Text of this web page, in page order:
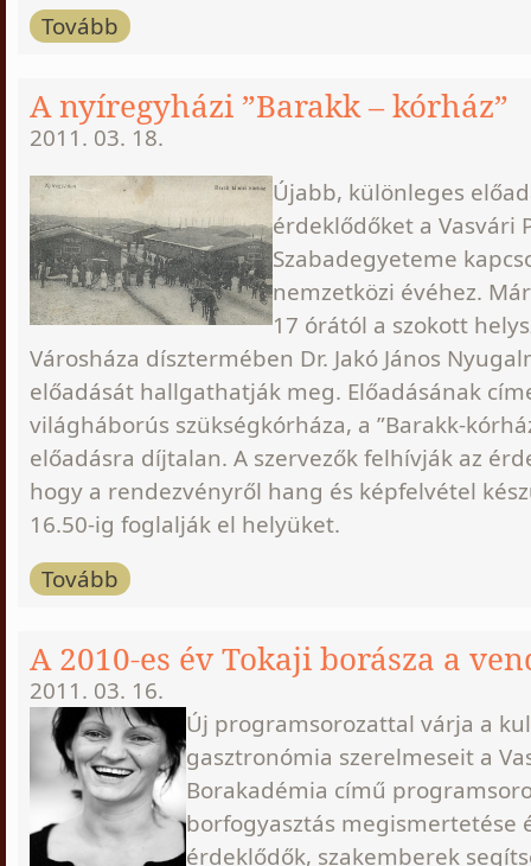
Tovább
A nyíregyházi ”Barakk – kórház”
2011. 03. 18.
Újabb, különleges
érdeklődőket a Vasvári
Szabadegyeteme
nemzetközi évéhez.
17 órától a szokott
Városháza dísztermében Dr. Jakó János
előadását hallgathatják meg. Előadásának
világháborús szükségkórháza, a ”Barakk-
előadásra díjtalan. A szervezők felhívják az
hogy a rendezvényről hang és képfelvétel
16.50-ig foglalják el helyüket.
Tovább
A 2010-es év Tokaji borásza a
2011. 03. 16.
Új programsorozattal várja a
gasztronómia szerelmeseit a
Borakadémia című
borfogyasztás megismertetése
érdeklődők, szakemberek